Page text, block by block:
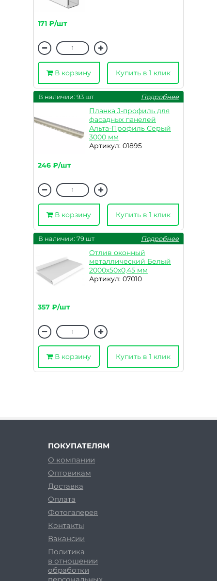
171 ₽/шт
В корзину Купить в 1 клик
В наличии: 93 шт Подробнее
Планка J-профиль для
фасадных панелей
Альта-Профиль Серый
3000 мм
Артикул: 01895
246 ₽/шт
В корзину Купить в 1 клик
В наличии: 79 шт Подробнее
Отлив оконный
металлический Белый
2000х50х0,45 мм
Артикул: 07010
357 ₽/шт
В корзину Купить в 1 клик
ПОКУПАТЕЛЯМ
О компании
Оптовикам
Доставка
Оплата
Фотогалерея
Контакты
Вакансии
Политика
в отношении
обработки